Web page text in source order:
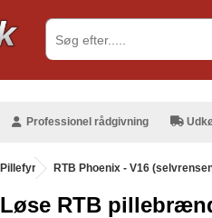
Professionel rådgivning
Pillefyr . RTB Phoenix - V16
Løse RTB